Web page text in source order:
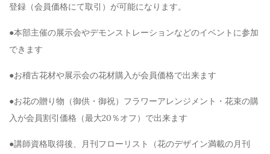
登録（会員価格にて取引）が可能になります。
●本部主催の展示会やデモンストレーションなどのイベントに参加
できます
●お稽古花材や展示会の花材購入が会員価格で出来ます
●お花の贈り物（御供・御祝）フラワーアレンジメント・花束の購
入が会員割引価格（最大20％オフ）で出来ます
●講師資格取得後、月刊フローリスト（花のデザイン満載の月刊